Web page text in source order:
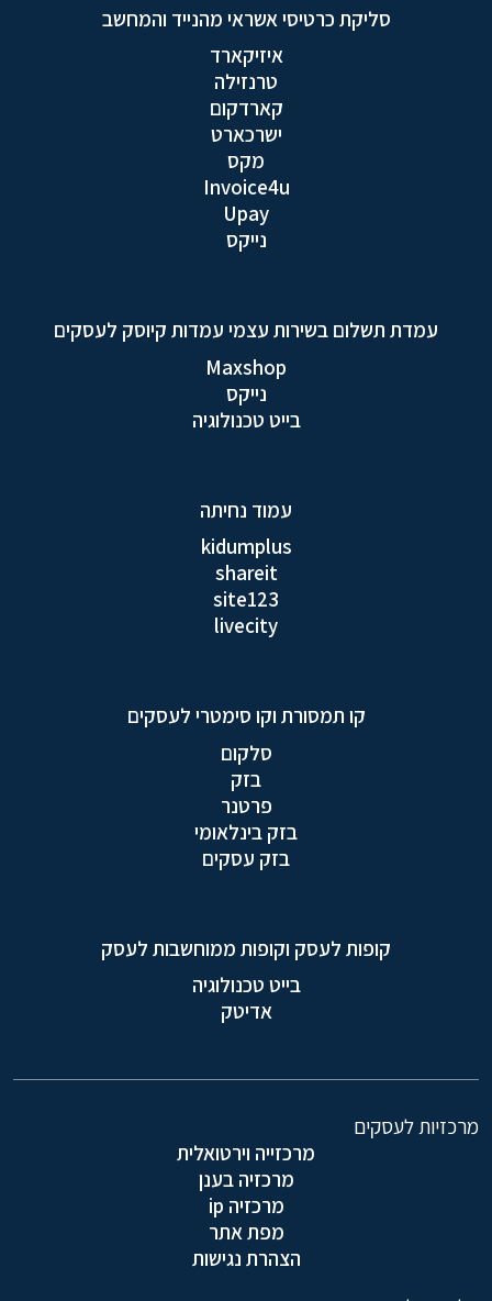
סליקת כרטיסי אשראי מהנייד והמחשב
איזיקארד
טרנזילה
קארדקום
ישרכארט
מקס
Invoice4u
Upay
נייקס
עמדת תשלום בשירות עצמי עמדות קיוסק לעסקים
Maxshop
נייקס
בייט טכנולוגיה
עמוד נחיתה
kidumplus
shareit
site123
livecity
קו תמסורת וקו סימטרי לעסקים
סלקום
בזק
פרטנר
בזק בינלאומי
בזק עסקים
קופות לעסק וקופות ממוחשבות לעסק
בייט טכנולוגיה
אדיטק
מרכזיות לעסקים
מרכזייה וירטואלית
מרכזיה בענן
מרכזיה ip
מפת אתר
הצהרת נגישות